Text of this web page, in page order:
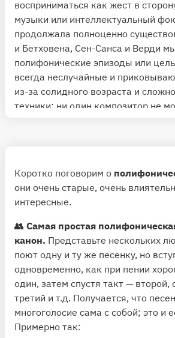
восприниматься как жест в
музыки или интеллектуальный
продолжала полноценно
и Бетховена, Сен-Санса и Верди
полифонические эпизоды или
всегда неслучайные и
из-за солидного возраста и
техники; ни один композитор не
♾ Стоит отметить еще, что
гомофония — лишь две
принято в музыке называть
гораздо больше— а уж 20 век с
находками и электронным звуком
изобретения фактур превзошел
полифония и гомофония — два
которыми так или иначе
звуковые миры: от русского
(особый вид полифонии) до рэпа
гомофонии).
Коротко поговорим о
они очень старые, очень
интересные.
👥 Самая простая
канон. Представьте нескольких
поют одну и ту же песенку, но
одновременно, как при пении
один, затем спустя такт — второй,
третий и т.д. Получается, что
многоголосие сама с собой; это и
Примерно так: